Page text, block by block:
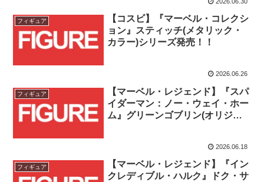
フィギュア
【コスビ】『マーベル・コレクシ
ョン』スティッチ(メタリック・
カラー)シリーズ発売！！
2026.06.26
フィギュア
【マーベル・レジェンド】『スパ
イダーマン：ノー・ウェイ・ホー
ム』グリーンゴブリン(オリジナ
2026.06.18
フィギュア
【マーベル・レジェンド】『イン
クレディブル・ハルク』ドク・サ